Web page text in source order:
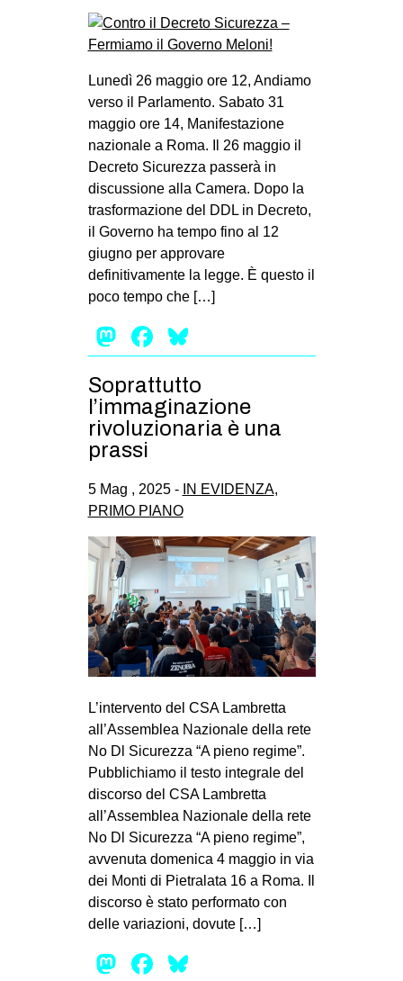
Lunedì 26 maggio ore 12, Andiamo
verso il Parlamento. Sabato 31
maggio ore 14, Manifestazione
nazionale a Roma. Il 26 maggio il
Decreto Sicurezza passerà in
discussione alla Camera. Dopo la
trasformazione del DDL in Decreto,
il Governo ha tempo fino al 12
giugno per approvare
definitivamente la legge. È questo il
poco tempo che […]
Mastodon
Facebook
Soprattutto
l’immaginazione
rivoluzionaria è una
prassi
5 Mag , 2025 - IN EVIDENZA,
PRIMO PIANO
L’intervento del CSA Lambretta
all’Assemblea Nazionale della rete
No Dl Sicurezza “A pieno regime”.
Pubblichiamo il testo integrale del
discorso del CSA Lambretta
all’Assemblea Nazionale della rete
No Dl Sicurezza “A pieno regime”,
avvenuta domenica 4 maggio in via
dei Monti di Pietralata 16 a Roma. Il
discorso è stato performato con
delle variazioni, dovute […]
Mastodon
Facebook